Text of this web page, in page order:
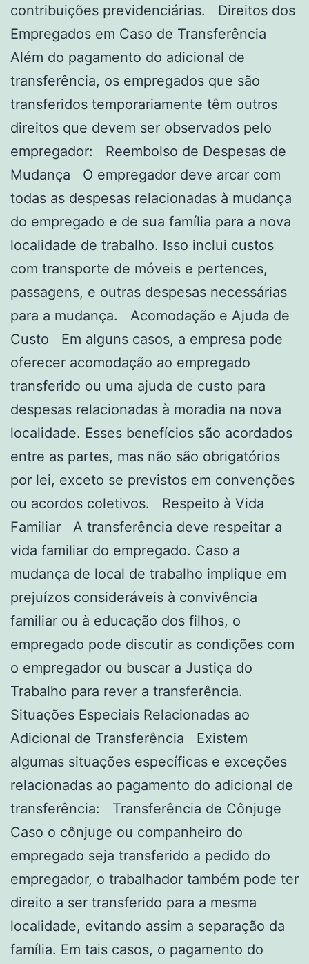
contribuições previdenciárias. Direitos dos
Empregados em Caso de Transferência
Além do pagamento do adicional de
transferência, os empregados que são
transferidos temporariamente têm outros
direitos que devem ser observados pelo
empregador: Reembolso de Despesas de
Mudança O empregador deve arcar com
todas as despesas relacionadas à mudança
do empregado e de sua família para a nova
localidade de trabalho. Isso inclui custos
com transporte de móveis e pertences,
passagens, e outras despesas necessárias
para a mudança. Acomodação e Ajuda de
Custo Em alguns casos, a empresa pode
oferecer acomodação ao empregado
transferido ou uma ajuda de custo para
despesas relacionadas à moradia na nova
localidade. Esses benefícios são acordados
entre as partes, mas não são obrigatórios
por lei, exceto se previstos em convenções
ou acordos coletivos. Respeito à Vida
Familiar A transferência deve respeitar a
vida familiar do empregado. Caso a
mudança de local de trabalho implique em
prejuízos consideráveis à convivência
familiar ou à educação dos filhos, o
empregado pode discutir as condições com
o empregador ou buscar a Justiça do
Trabalho para rever a transferência.
Situações Especiais Relacionadas ao
Adicional de Transferência Existem
algumas situações específicas e exceções
relacionadas ao pagamento do adicional de
transferência: Transferência de Cônjuge
Caso o cônjuge ou companheiro do
empregado seja transferido a pedido do
empregador, o trabalhador também pode ter
direito a ser transferido para a mesma
localidade, evitando assim a separação da
família. Em tais casos, o pagamento do